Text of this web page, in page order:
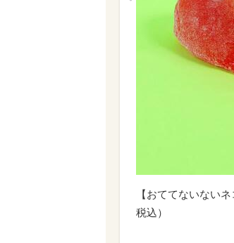
【おててないない
税込）